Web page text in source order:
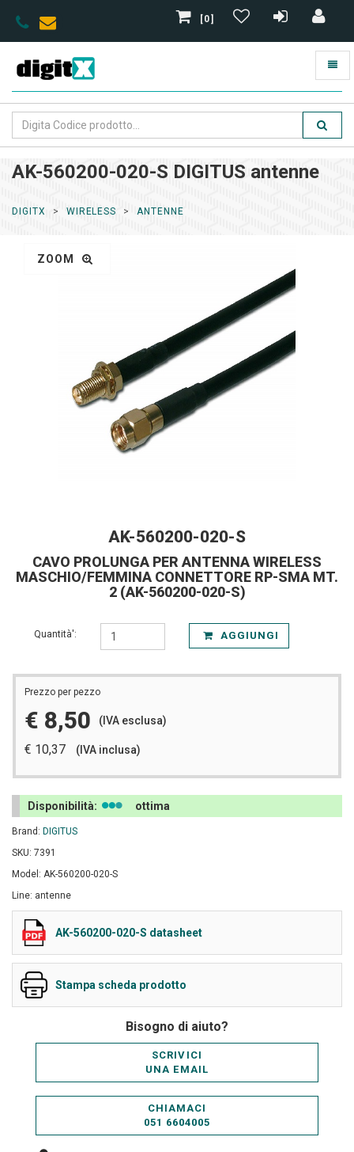
[0]
AK-560200-020-S DIGITUS antenne
DIGITX WIRELESS ANTENNE
ZOOM
AK-560200-020-S
CAVO PROLUNGA PER ANTENNA WIRELESS
MASCHIO/FEMMINA CONNETTORE RP-SMA MT.
2 (AK-560200-020-S)
Quantità': AGGIUNGI
Prezzo per pezzo
€ 8,50 (IVA esclusa)
€ 10,37 (IVA inclusa)
Disponibilità: ottima
Brand: DIGITUS
SKU: 7391
Model: AK-560200-020-S
Line: antenne
AK-560200-020-S datasheet
Stampa scheda prodotto
Bisogno di aiuto?
SCRIVICI
UNA EMAIL
CHIAMACI
051 6604005